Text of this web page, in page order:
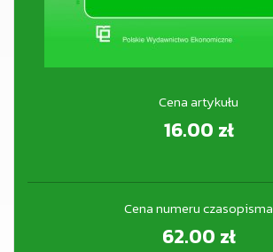
Cena artykułu
16.00 zł
Cena numeru czasopisma
62.00 zł